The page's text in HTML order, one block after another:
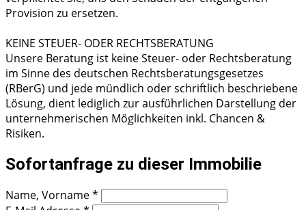
Provision zu ersetzen.
KEINE STEUER- ODER RECHTSBERATUNG
Unsere Beratung ist keine Steuer- oder Rechtsberatung
im Sinne des deutschen Rechtsberatungsgesetzes
(RBerG) und jede mündlich oder schriftlich beschriebene
Lösung, dient lediglich zur ausführlichen Darstellung der
unternehmerischen Möglichkeiten inkl. Chancen &
Risiken.
Sofortanfrage zu dieser Immobilie
Name, Vorname*